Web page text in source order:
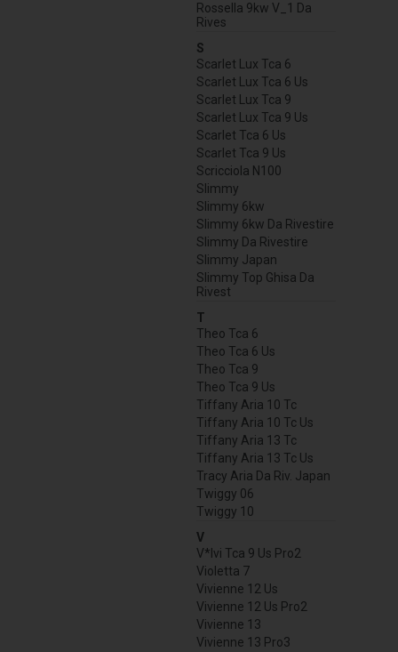
Rossella 9kw V_1 Da
Rives
S
Scarlet Lux Tca 6
Scarlet Lux Tca 6 Us
Scarlet Lux Tca 9
Scarlet Lux Tca 9 Us
Scarlet Tca 6 Us
Scarlet Tca 9 Us
Scricciola N100
Slimmy
Slimmy 6kw
Slimmy 6kw Da Rivestire
Slimmy Da Rivestire
Slimmy Japan
Slimmy Top Ghisa Da
Rivest
T
Theo Tca 6
Theo Tca 6 Us
Theo Tca 9
Theo Tca 9 Us
Tiffany Aria 10 Tc
Tiffany Aria 10 Tc Us
Tiffany Aria 13 Tc
Tiffany Aria 13 Tc Us
Tracy Aria Da Riv. Japan
Twiggy 06
Twiggy 10
V
V*Ivi Tca 9 Us Pro2
Violetta 7
Vivienne 12 Us
Vivienne 12 Us Pro2
Vivienne 13
Vivienne 13 Pro3